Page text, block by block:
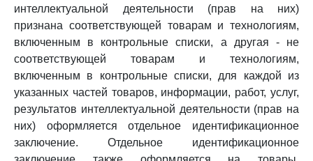
интеллектуальной деятельности (прав на них)
признана соответствующей товарам и технологиям,
включенным в контрольные списки, а другая - не
соответствующей товарам и технологиям,
включенным в контрольные списки, для каждой из
указанных частей товаров, информации, работ, услуг,
результатов интеллектуальной деятельности (прав на
них) оформляется отдельное идентификационное
заключение. Отдельное идентификационное